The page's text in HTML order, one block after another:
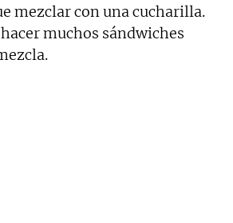
mezclar con una cucharilla.
muchos sándwiches